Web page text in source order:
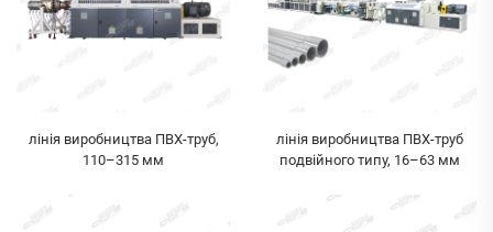
лінія виробництва ПВХ-труб,
110–315 мм
лінія виробництва ПВХ-труб
подвійного типу, 16–63 мм